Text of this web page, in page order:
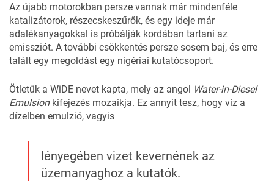
Az újabb motorokban persze vannak már mindenféle
katalizátorok, részecskeszűrők, és egy ideje már
adalékanyagokkal is próbálják kordában tartani az
emissziót. A további csökkentés persze sosem baj, és erre
talált egy megoldást egy nigériai kutatócsoport.
Ötletük a WiDE nevet kapta, mely az angol Water-in-Diesel
Emulsionkifejezés mozaikja. Ez annyit tesz, hogy víz a
dízelben emulzió, vagyis
lényegében vizet kevernének az
üzemanyaghoz a kutatók.